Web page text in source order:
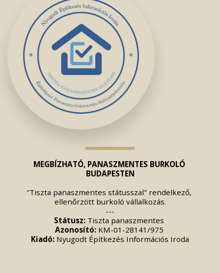
MEGBÍZHATÓ, PANASZMENTES BURKOLÓ
BUDAPESTEN
"Tiszta panaszmentes státusszal" rendelkező,
ellenőrzött burkoló vállalkozás.
---
Státusz: Tiszta panaszmentes
Azonosító: KM-01-28141/975
Kiadó: Nyugodt Építkezés Információs Iroda